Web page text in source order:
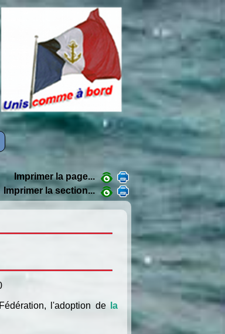
Imprimer la page...
Imprimer la section...
l'adoption de
la